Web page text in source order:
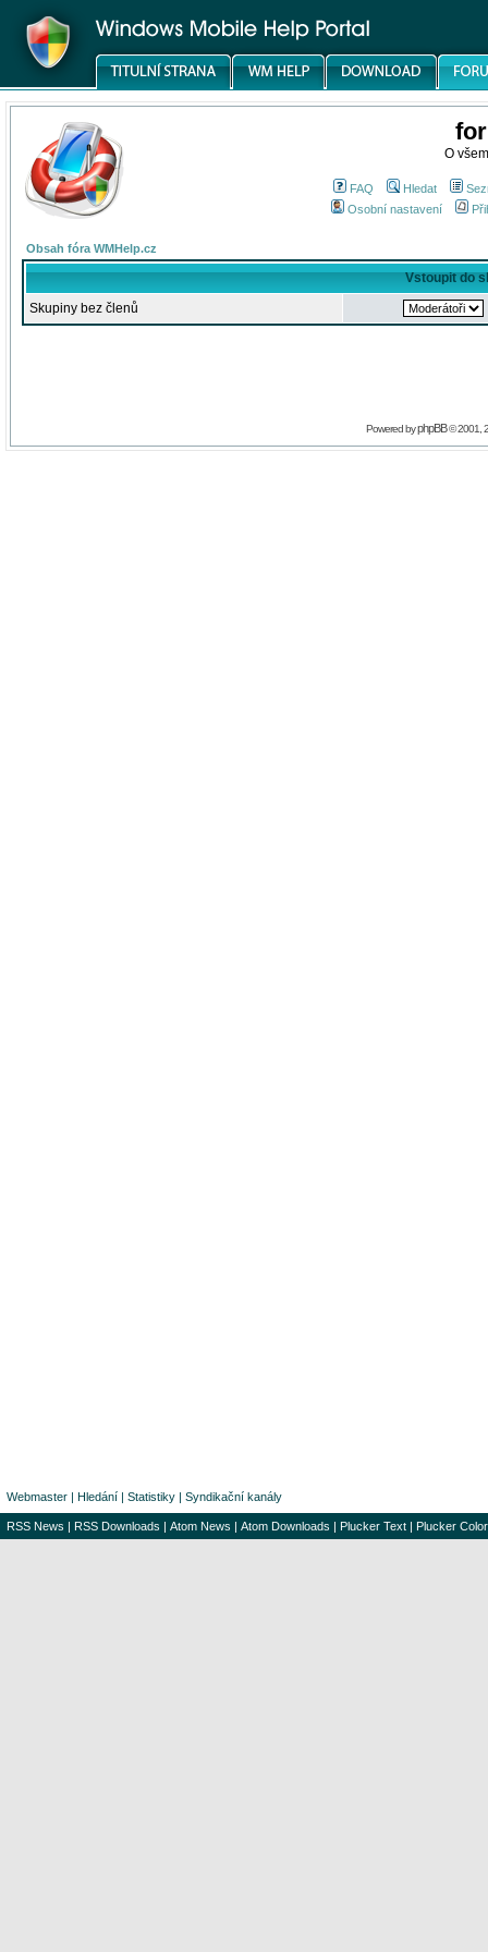
O
FAQ Hledat
Osobní nastavení
Obsah fóra WMHelp.cz
Vstoupit do
Skupiny bez členů
Powered byphpBB© 2001,
Webmaster | Hledání | Statistiky | Syndikační kanály
RSS News | RSS Downloads | Atom News | Atom Downloads | Plucker Text | Plucker Color